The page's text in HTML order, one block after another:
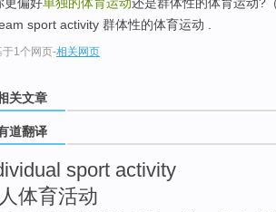
sport activity 群体性的体育运动 .
于1个网页-相关网页
关文章
道翻译
sport activity
体育活动